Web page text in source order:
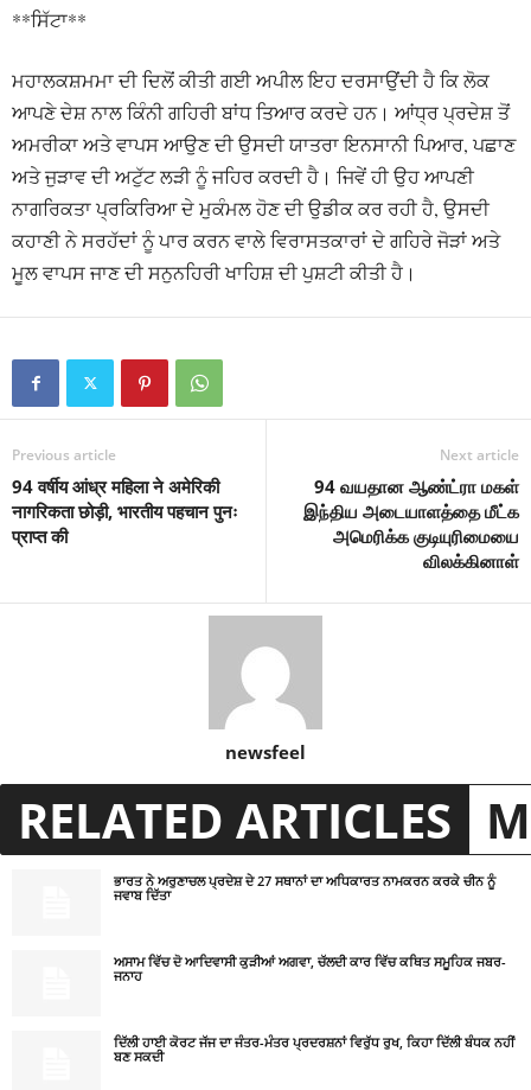
**ਸਿੱਟਾ**
ਮਹਾਲਕਸ਼ਮਮਾ ਦੀ ਦਿਲੋਂ ਕੀਤੀ ਗਈ ਅਪੀਲ ਇਹ ਦਰਸਾਉਂਦੀ ਹੈ ਕਿ ਲੋਕ
ਆਪਣੇ ਦੇਸ਼ ਨਾਲ ਕਿੰਨੀ ਗਹਿਰੀ ਬਾਂਧ ਤਿਆਰ ਕਰਦੇ ਹਨ। ਆਂਧ੍ਰ ਪ੍ਰਦੇਸ਼ ਤੋਂ
ਅਮਰੀਕਾ ਅਤੇ ਵਾਪਸ ਆਉਣ ਦੀ ਉਸਦੀ ਯਾਤਰਾ ਇਨਸਾਨੀ ਪਿਆਰ, ਪਛਾਣ
ਅਤੇ ਜੁੜਾਵ ਦੀ ਅਟੁੱਟ ਲੜੀ ਨੂੰ ਜਹਿਰ ਕਰਦੀ ਹੈ। ਜਿਵੇਂ ਹੀ ਉਹ ਆਪਣੀ
ਨਾਗਰਿਕਤਾ ਪ੍ਰਕਿਰਿਆ ਦੇ ਮੁਕੰਮਲ ਹੋਣ ਦੀ ਉਡੀਕ ਕਰ ਰਹੀ ਹੈ, ਉਸਦੀ
ਕਹਾਣੀ ਨੇ ਸਰਹੱਦਾਂ ਨੂੰ ਪਾਰ ਕਰਨ ਵਾਲੇ ਵਿਰਾਸਤਕਾਰਾਂ ਦੇ ਗਹਿਰੇ ਜੋੜਾਂ ਅਤੇ
ਮੂਲ ਵਾਪਸ ਜਾਣ ਦੀ ਸਨੁਨਹਿਰੀ ਖਾਹਿਸ਼ ਦੀ ਪੁਸ਼ਟੀ ਕੀਤੀ ਹੈ।
Previous article
94 वर्षीय आंध्र महिला ने अमेरिकी
नागरिकता छोड़ी, भारतीय पहचान पुनः
प्राप्त की
Next article
94 வயதான ஆண்ட்ரா மகள்
இந்திய அடையாளத்தை மீட்க
அமெரிக்க குடியுரிமையை
விலக்கினாள்
newsfeel
RELATED ARTICLES
ਭਾਰਤ ਨੇ ਅਰੁਣਾਚਲ ਪ੍ਰਦੇਸ਼ ਦੇ 27 ਸਥਾਨਾਂ ਦਾ ਅਧਿਕਾਰਤ ਨਾਮਕਰਨ ਕਰਕੇ ਚੀਨ ਨੂੰ
ਜਵਾਬ ਦਿੱਤਾ
ਅਸਾਮ ਵਿੱਚ ਦੋ ਆਦਿਵਾਸੀ ਕੁੜੀਆਂ ਅਗਵਾ, ਚੱਲਦੀ ਕਾਰ ਵਿੱਚ ਕਥਿਤ ਸਮੂਹਿਕ ਜਬਰ-
ਜਨਾਹ
ਦਿੱਲੀ ਹਾਈ ਕੋਰਟ ਜੱਜ ਦਾ ਜੰਤਰ-ਮੰਤਰ ਪ੍ਰਦਰਸ਼ਨਾਂ ਵਿਰੁੱਧ ਰੁਖ, ਕਿਹਾ ਦਿੱਲੀ ਬੰਧਕ ਨਹੀਂ
ਬਣ ਸਕਦੀ